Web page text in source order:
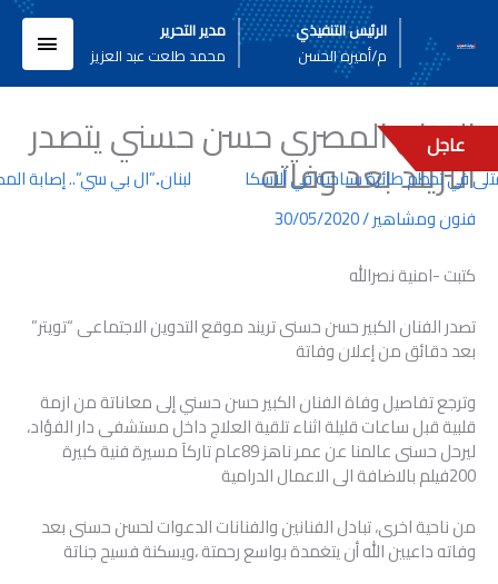
المحتوى
الرئيس التنفيذي
م/أميره الحسن
مدير التحرير
محمد طلعت عبد العزيز
عاجل
لبنان..”ال بي سي”.. إصابة
الفنان المصري حسن حسني يتصدر
التريند بعد وفاته
فنون ومشاهير/
30/05/2020
كتبت -امنية نصرالله
تصدر الفنان الكبير حسن حسنى تريند موقع التدوين الاجتماعى “تويتر”
بعد دقائق من إعلان وفاتة
وترجع تفاصيل وفاة الفنان الكبير حسن حسني إلى معاناتة من ازمة
قلبية قبل ساعات قليلة اثناء تلقية العلاج داخل مستشفى دار الفؤاد،
ليرحل حسنى عالمنا عن عمر ناهز 89عام تاركآ مسيرة فنية كبيرة
200فيلم بالاضافة الى الاعمال الدرامية
من ناحية اخرى، تبادل الفنانين والفنانات الدعوات لحسن حسنى بعد
وفاته داعيين الله أن يتغمدة بواسع رحمتة ،ويسكنة فسيح جناتة